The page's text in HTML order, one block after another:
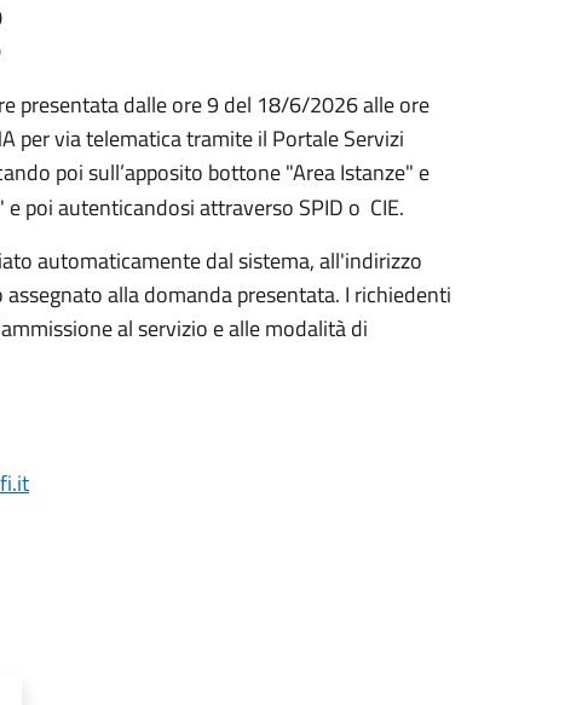
presentata dalle ore 9 del 18/6/2026 alle ore
per via telematica tramite il Portale Servizi
poi sull’apposito bottone "Area Istanze" e
poi autenticandosi attraverso SPID o CIE.
automaticamente dal sistema, all'indirizzo
alla domanda presentata. I richiedenti
al servizio e alle modalità di